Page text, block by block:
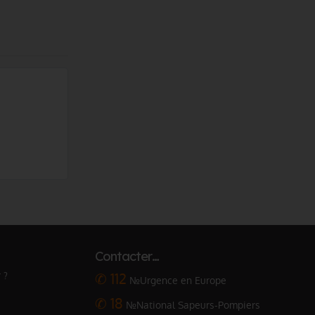
Contacter…
✆ 112 №Urgence en Europe
✆ 18 №National Sapeurs-Pompiers